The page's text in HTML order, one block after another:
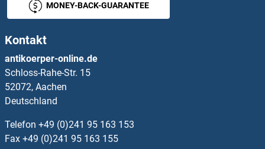
Abhydrolase Domain Containing 17B ELISA Kits
ABI1 ELISA Kits
ABL1 ELISA Kits
ABO ELISA Kits
ABP ELISA Kits
MONEY-BACK-GUARANTEE
Kontakt
antikoerper-online.de
Schloss-Rahe-Str. 15
52072, Aachen
Deutschland
Telefon +49 (0)241 95 163 153
Fax +49 (0)241 95 163 155